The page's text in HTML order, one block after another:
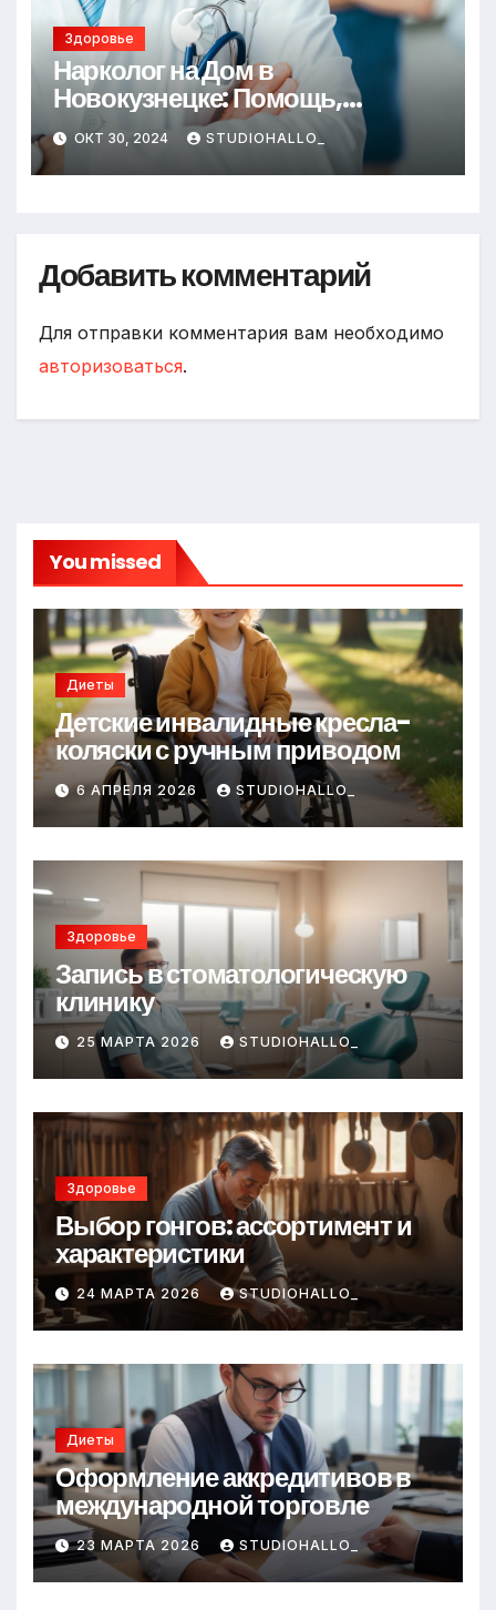
Здоровье
Нарколог на Дом в
Новокузнецке: Помощь,
Которая Всегда Рядом
ОКТ 30, 2024 STUDIOHALLO_
Добавить комментарий
Для отправки комментария вам необходимо
авторизоваться.
You missed
Диеты
Детские инвалидные кресла-
коляски с ручным приводом
6 АПРЕЛЯ 2026 STUDIOHALLO_
Здоровье
Запись в стоматологическую
клинику
25 МАРТА 2026 STUDIOHALLO_
Здоровье
Выбор гонгов: ассортимент и
характеристики
24 МАРТА 2026 STUDIOHALLO_
Диеты
Оформление аккредитивов в
международной торговле
23 МАРТА 2026 STUDIOHALLO_